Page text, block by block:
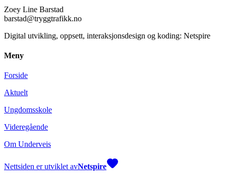
Zoey Line Barstad
barstad@tryggtrafikk.no
Digital utvikling, oppsett, interaksjonsdesign og koding: Netspire
Meny
Forside
Aktuelt
Ungdomsskole
Videregående
Om Underveis
Nettsiden er utviklet avNetspire